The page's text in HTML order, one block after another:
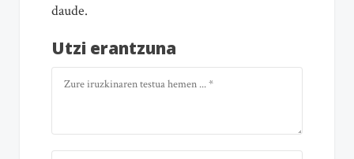
daude.
Utzi erantzuna